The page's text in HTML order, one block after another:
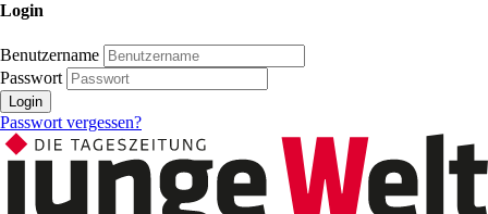
Login
Benutzername
Passwort
Login
Passwort vergessen?